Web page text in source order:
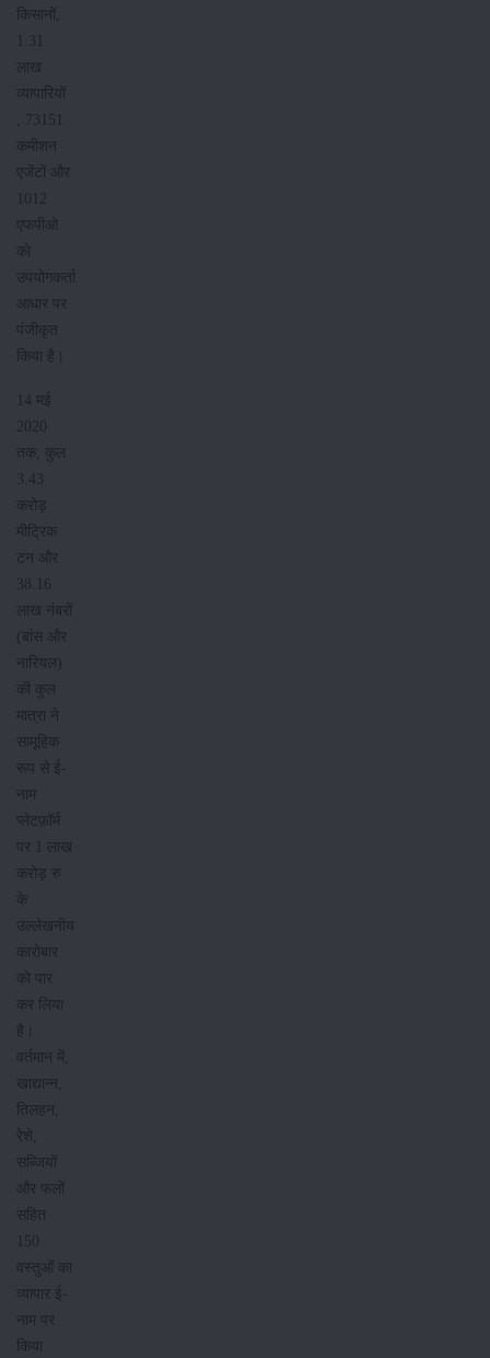
किसानों,
1.31
लाख
व्यापारियों
, 73151
कमीशन
एजेंटों और
1012
एफपीओ
को
उपयोगकर्ता
आधार पर
पंजीकृत
किया है।
14 मई
2020
तक, कुल
3.43
करोड़
मीट्रिक
टन और
38.16
लाख नंबरों
(बांस और
नारियल)
की कुल
मात्रा ने
सामूहिक
रूप से ई-
नाम
प्लेटफ़ॉर्म
पर 1 लाख
करोड़ रु
के
उल्लेखनीय
कारोबार
को पार
कर लिया
है।
वर्तमान में,
खाद्यान्न,
तिलहन,
रेशे,
सब्जियों
और फलों
सहित
150
वस्तुओं का
व्यापार ई-
नाम पर
किया